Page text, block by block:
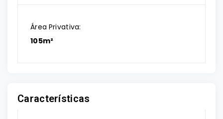
Área Privativa:
105m²
Características